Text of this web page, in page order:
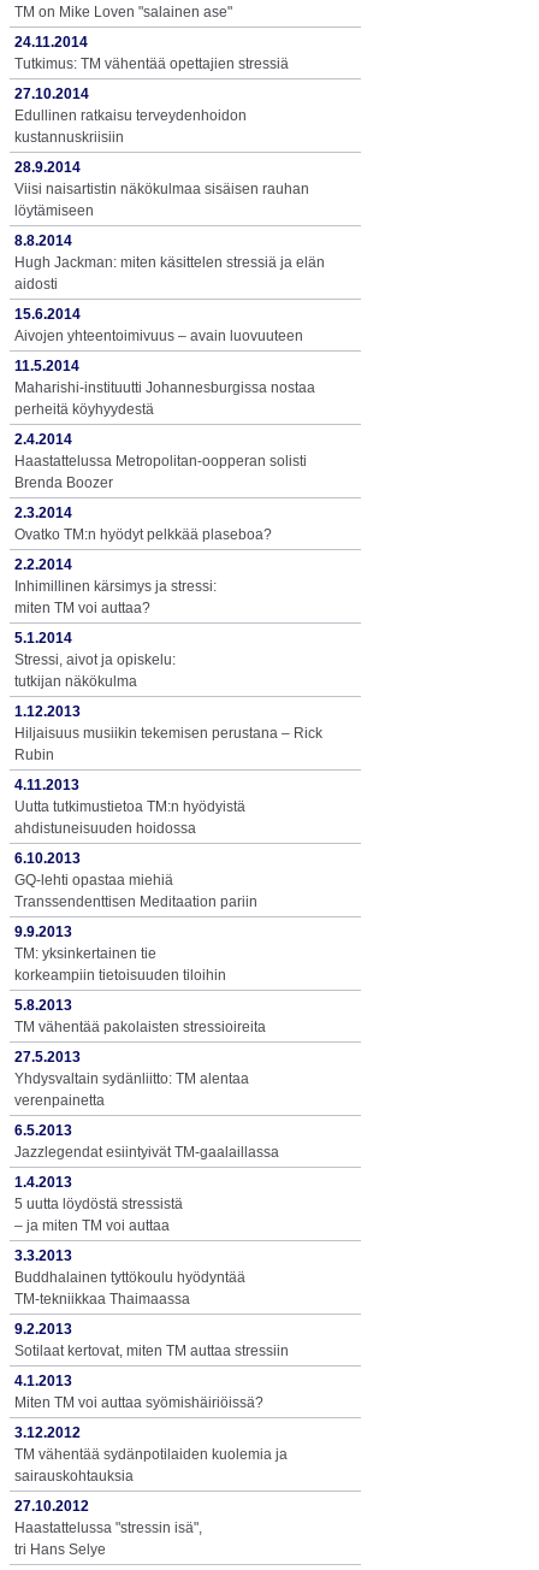
TM on Mike Loven "salainen ase"
24.11.2014
Tutkimus: TM vähentää opettajien stressiä
27.10.2014
Edullinen ratkaisu terveydenhoidon
kustannuskriisiin
28.9.2014
Viisi naisartistin näkökulmaa sisäisen rauhan
löytämiseen
8.8.2014
Hugh Jackman: miten käsittelen stressiä ja elän
aidosti
15.6.2014
Aivojen yhteentoimivuus – avain luovuuteen
11.5.2014
Maharishi-instituutti Johannesburgissa nostaa
perheitä köyhyydestä
2.4.2014
Haastattelussa Metropolitan-oopperan solisti
Brenda Boozer
2.3.2014
Ovatko TM:n hyödyt pelkkää plaseboa?
2.2.2014
Inhimillinen kärsimys ja stressi:
miten TM voi auttaa?
5.1.2014
Stressi, aivot ja opiskelu:
tutkijan näkökulma
1.12.2013
Hiljaisuus musiikin tekemisen perustana – Rick
Rubin
4.11.2013
Uutta tutkimustietoa TM:n hyödyistä
ahdistuneisuuden hoidossa
6.10.2013
GQ-lehti opastaa miehiä
Transsendenttisen Meditaation pariin
9.9.2013
TM: yksinkertainen tie
korkeampiin tietoisuuden tiloihin
5.8.2013
TM vähentää pakolaisten stressioireita
27.5.2013
Yhdysvaltain sydänliitto: TM alentaa
verenpainetta
6.5.2013
Jazzlegendat esiintyivät TM-gaalaillassa
1.4.2013
5 uutta löydöstä stressistä
– ja miten TM voi auttaa
3.3.2013
Buddhalainen tyttökoulu hyödyntää
TM-tekniikkaa Thaimaassa
9.2.2013
Sotilaat kertovat, miten TM auttaa stressiin
4.1.2013
Miten TM voi auttaa syömishäiriöissä?
3.12.2012
TM vähentää sydänpotilaiden kuolemia ja
sairauskohtauksia
27.10.2012
Haastattelussa "stressin isä",
tri Hans Selye